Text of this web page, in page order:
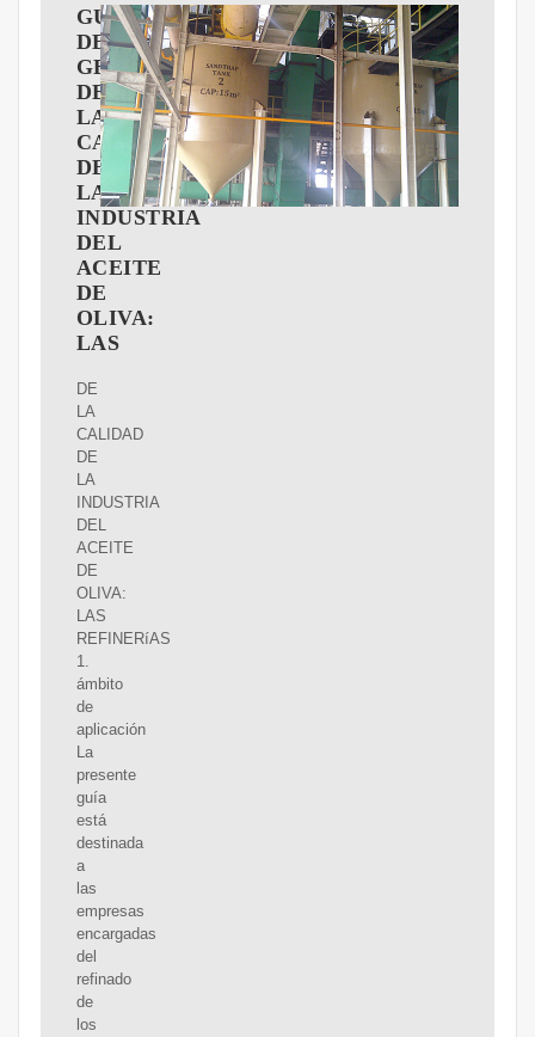
GUíA
DE
GESTIóN
DE
LA
CALIDAD
DE
LA
INDUSTRIA
DEL
ACEITE
DE
OLIVA:
LAS
DE
LA
CALIDAD
DE
LA
INDUSTRIA
DEL
ACEITE
DE
OLIVA:
LAS
REFINERíAS
1.
ámbito
de
aplicación
La
presente
guía
está
destinada
a
las
empresas
encargadas
del
refinado
de
los